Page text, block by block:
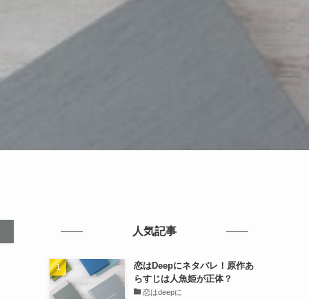
人気記事
恋はDeepにネタバレ！原作あ
らすじは人魚姫が正体？
恋はdeepに